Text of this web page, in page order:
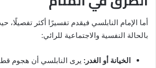
أما الإمام النابلسي فيقدم تفسيرًا أكثر تفصيلًا،
بالحالة النفسية والاجتماعية للرائي:
الخيانة أو الغدر: يرى النابلسي أن هجوم